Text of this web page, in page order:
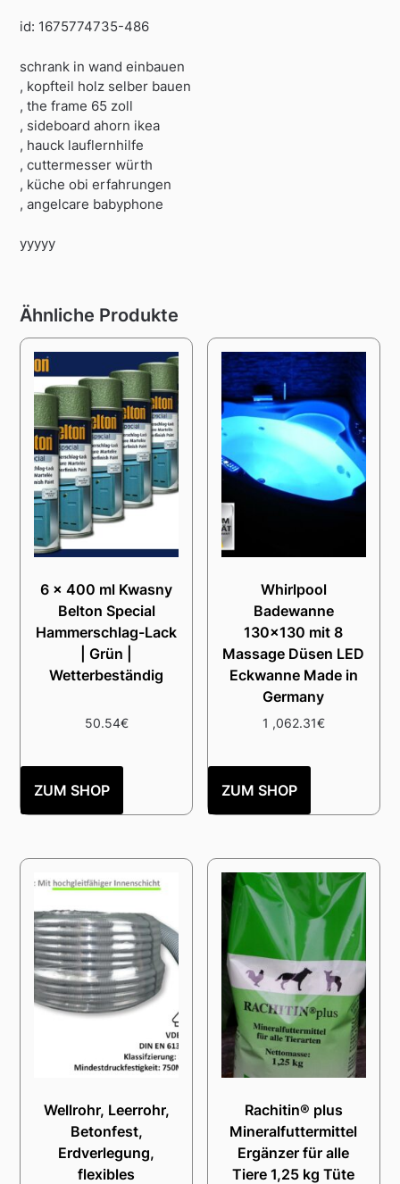
id: 1675774735-486
schrank in wand einbauen
, kopfteil holz selber bauen
, the frame 65 zoll
, sideboard ahorn ikea
, hauck lauflernhilfe
, cuttermesser würth
, küche obi erfahrungen
, angelcare babyphone
yyyyy
Ähnliche Produkte
6 x 400 ml Kwasny
Belton Special
Hammerschlag-Lack
| Grün |
Wetterbeständig
50.54€
ZUM SHOP
Whirlpool
Badewanne
130×130 mit 8
Massage Düsen LED
Eckwanne Made in
Germany
1 ,062.31€
ZUM SHOP
Wellrohr, Leerrohr,
Betonfest,
Erdverlegung,
flexibles
Rachitin® plus
Mineralfuttermittel
Ergänzer für alle
Tiere 1,25 kg Tüte